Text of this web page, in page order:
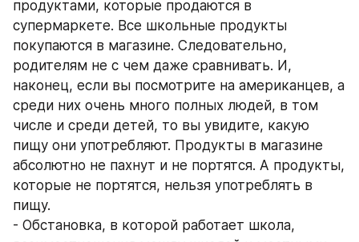
продуктами, которые продаются в
супермаркете. Все школьные продукты
покупаются в магазине. Следовательно,
родителям не с чем даже сравнивать. И,
наконец, если вы посмотрите на американцев, а
среди них очень много полных людей, в том
числе и среди детей, то вы увидите, какую
пищу они употребляют. Продукты в магазине
абсолютно не пахнут и не портятся. А продукты,
которые не портятся, нельзя употреблять в
пищу.
- Обстановка, в которой работает школа,